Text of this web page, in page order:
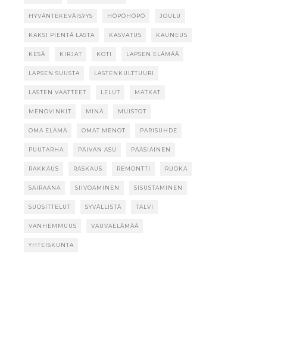
HYVÄNTEKEVÄISYYS HÖPÖHÖPÖ JOULU
KAKSI PIENTÄ LASTA KASVATUS KAUNEUS
KESÄ KIRJAT KOTI LAPSEN ELÄMÄÄ
LAPSEN SUUSTA LASTENKULTTUURI
LASTEN VAATTEET LELUT MATKAT
MENOVINKIT MINÄ MUISTOT
OMA ELÄMÄ OMAT MENOT PARISUHDE
PUUTARHA PÄIVÄN ASU PÄÄSIÄINEN
RAKKAUS RASKAUS REMONTTI RUOKA
SAIRAANA SIIVOAMINEN SISUSTAMINEN
SUOSITTELUT SYVÄLLISTÄ TALVI
VANHEMMUUS VAUVAELÄMÄÄ
YHTEISKUNTA